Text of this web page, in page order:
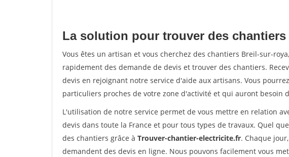
La solution pour trouver des
Vous êtes un artisan et vous cherchez des chantiers Breil-sur-
rapidement des demande de devis et trouver des chantiers.
devis en rejoignant notre service d'aide aux artisans. Vous
particuliers proches de votre zone d'activité et qui auront besoin
L'utilisation de notre service permet de vous mettre en relation
devis dans toute la France et pour tous types de travaux. Quel
des chantiers grâce à Trouver-chantier-electricite.fr. Chaque
demandent des devis en ligne. Nous pouvons facilement vous